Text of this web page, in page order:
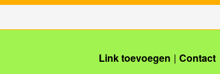
Link toevoegen Contact